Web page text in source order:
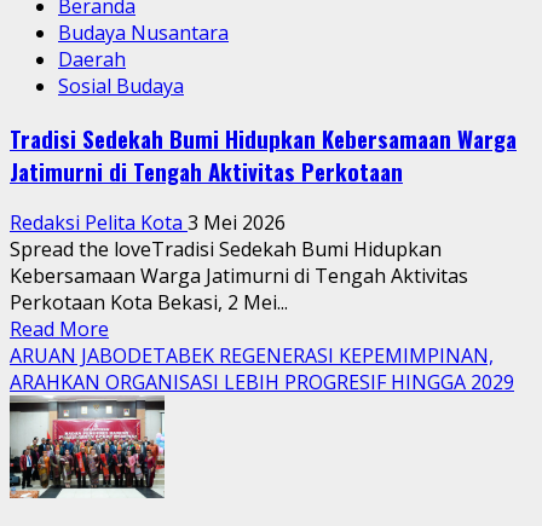
Beranda
Budaya Nusantara
Daerah
Sosial Budaya
Tradisi Sedekah Bumi Hidupkan Kebersamaan Warga
Jatimurni di Tengah Aktivitas Perkotaan
Redaksi Pelita Kota 3 Mei 2026
Spread the loveTradisi Sedekah Bumi Hidupkan
Kebersamaan Warga Jatimurni di Tengah Aktivitas
Perkotaan Kota Bekasi, 2 Mei...
Read More
more
about
Tradisi
Sedekah
Bumi
Hidupkan
ARUAN JABODETABEK REGENERASI KEPEMIMPINAN,
ARAHKAN ORGANISASI LEBIH PROGRESIF HINGGA 2029